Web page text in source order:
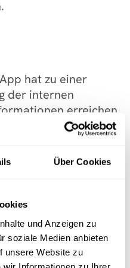
Über Cookies
und Anzeigen zu
soziale Medien anbieten
unsere Website zu
hat zu einer
der internen
erreichen
und
effizienter
sind vollständig in
haben, die
besitzen."